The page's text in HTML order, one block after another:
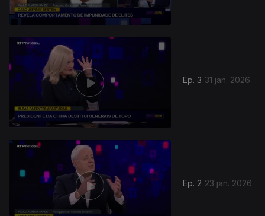
Ep. 3 31 jan. 2026
Ep. 2 23 jan. 2026
901377